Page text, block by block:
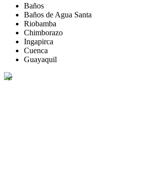
Baños
Baños de Agua Santa
Riobamba
Chimborazo
Ingapirca
Cuenca
Guayaquil